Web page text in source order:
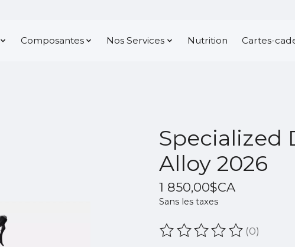
Composantes Nos Services Nutrition Cartes-
Specialized
Alloy 2026
1 850,00$CA
Sans les taxes
Ce produit est évalué à
(0)